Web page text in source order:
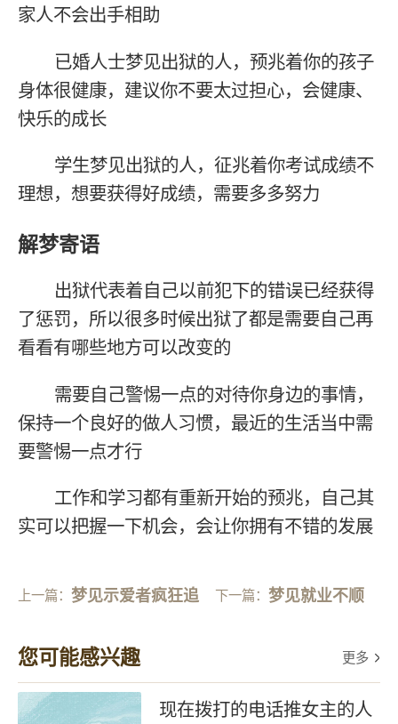
家人不会出手相助
已婚人士梦见出狱的人，预兆着你的孩子
身体很健康，建议你不要太过担心，会健康、
快乐的成长
学生梦见出狱的人，征兆着你考试成绩不
理想，想要获得好成绩，需要多多努力
解梦寄语
出狱代表着自己以前犯下的错误已经获得
了惩罚，所以很多时候出狱了都是需要自己再
看看有哪些地方可以改变的
需要自己警惕一点的对待你身边的事情，
保持一个良好的做人习惯，最近的生活当中需
要警惕一点才行
工作和学习都有重新开始的预兆，自己其
实可以把握一下机会，会让你拥有不错的发展
上一篇：梦见示爱者疯狂追 下一篇： 梦见就业不顺
您可能感兴趣 更多
现在拨打的电话推女主的人